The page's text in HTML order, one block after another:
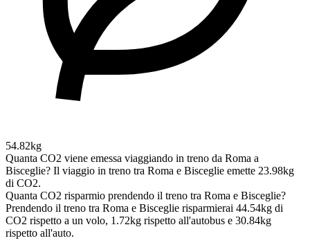
54.82kg
Quanta CO2 viene emessa viaggiando in treno da Roma a
Bisceglie? Il viaggio in treno tra Roma e Bisceglie emette 23.98kg
di CO2.
Quanta CO2 risparmio prendendo il treno tra Roma e Bisceglie?
Prendendo il treno tra Roma e Bisceglie risparmierai 44.54kg di
CO2 rispetto a un volo, 1.72kg rispetto all'autobus e 30.84kg
rispetto all'auto.